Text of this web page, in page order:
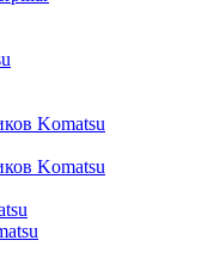
Komatsu
Komatsu